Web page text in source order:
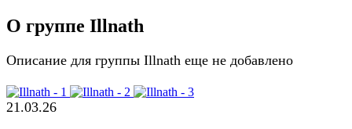
О группе Illnath
Описание для группы Illnath еще не добавлено
21.03.26